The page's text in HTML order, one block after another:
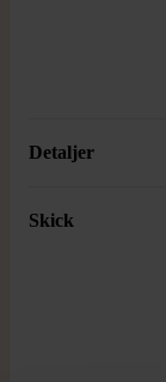
Detaljer
Skick